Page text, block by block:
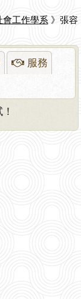
會工作學系 》張容
服務